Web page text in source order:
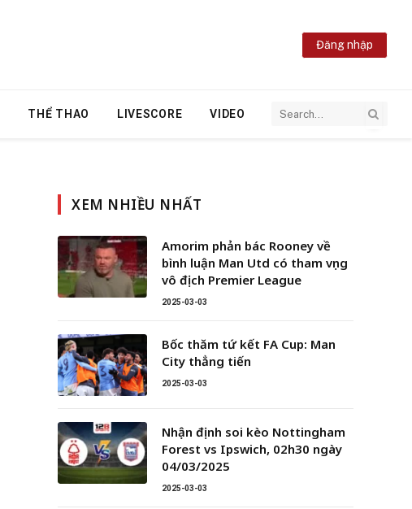
Đăng nhập
THỂ THAO LIVESCORE VIDEO
XEM NHIỀU NHẤT
Amorim phản bác Rooney về
bình luận Man Utd có tham vọng
vô địch Premier League
2025-03-03
Bốc thăm tứ kết FA Cup: Man
City thẳng tiến
2025-03-03
Nhận định soi kèo Nottingham
Forest vs Ipswich, 02h30 ngày
04/03/2025
2025-03-03